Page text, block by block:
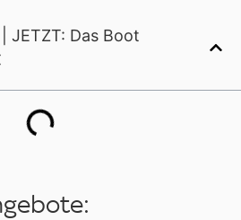
JETZT: Das Boot